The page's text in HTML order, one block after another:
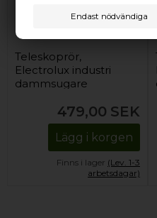
Teleskoprör,
Electrolux industri
dammsugare
479,00 SEK
Lägg i korgen
Finns i lager (Lev. 1-3
arbetsdagar)